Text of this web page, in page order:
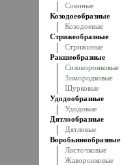
Совиные
Козодоеобразные
Козодоевые
Стрижеобразные
Стрижиные
Ракшеобразные
Сизоворонковые
Зимородковые
Щурковые
Удодообразные
Удодовые
Дятлообразные
Дятловые
Воробьинообразные
Ласточковые
Жаворонковые